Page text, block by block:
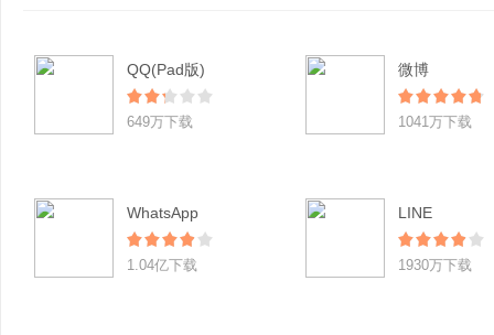
QQ(Pad版)
649万下载
微博
1041万下载
WhatsApp
1.04亿下载
LINE
1930万下载